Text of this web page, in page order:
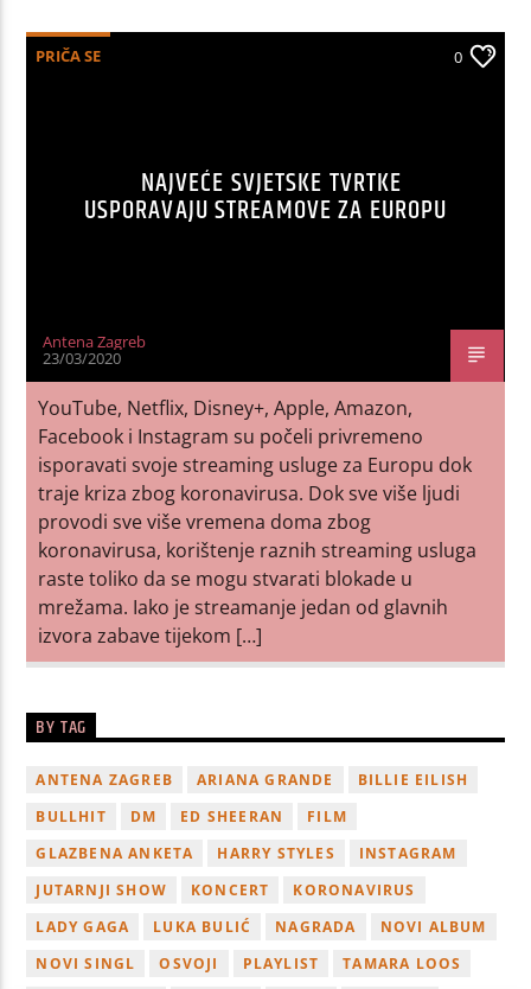
PRIČA SE 0
NAJVEĆE SVJETSKE TVRTKE
USPORAVAJU STREAMOVE ZA EUROPU
Antena Zagreb
23/03/2020
YouTube, Netflix, Disney+, Apple, Amazon,
Facebook i Instagram su počeli privremeno
isporavati svoje streaming usluge za Europu dok
traje kriza zbog koronavirusa. Dok sve više ljudi
provodi sve više vremena doma zbog
koronavirusa, korištenje raznih streaming usluga
raste toliko da se mogu stvarati blokade u
mrežama. Iako je streamanje jedan od glavnih
izvora zabave tijekom […]
BY TAG
ANTENA ZAGREB ARIANA GRANDE
BILLIE EILISH
BULLHIT
DM ED SHEERAN
FILM
GLAZBENA ANKETA
HARRY STYLES
INSTAGRAM
JUTARNJI SHOW
KONCERT
KORONAVIRUS
LADY GAGA
LUKA BULIĆ NAGRADA
NOVI ALBUM
NOVI SINGL
OSVOJI PLAYLIST TAMARA LOOS